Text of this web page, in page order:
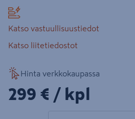
Katso vastuullisuustiedot
Katso liitetiedostot
Hinta verkkokaupassa
299€/kpl
299 € / kpl